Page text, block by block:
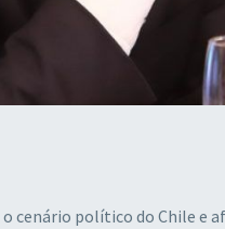
cenário político do Chile e